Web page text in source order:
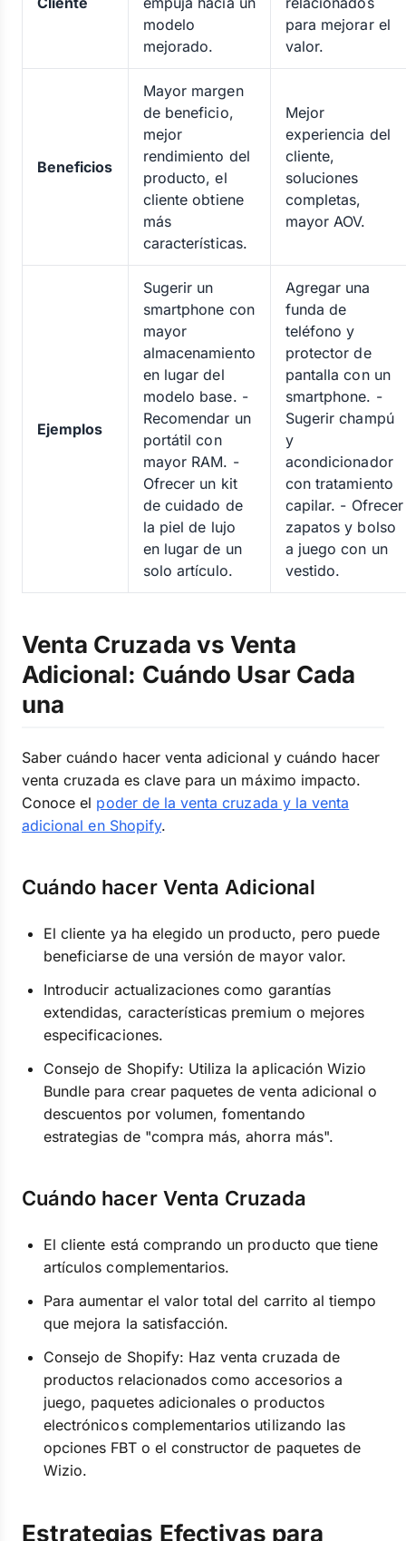
modelo
mejorado.
para mejorar el
valor.
Beneficios
Mayor margen
de beneficio,
mejor
rendimiento del
producto, el
cliente obtiene
más
características.
Mejor
experiencia del
cliente,
soluciones
completas,
mayor AOV.
Ejemplos
Sugerir un
smartphone con
mayor
almacenamiento
en lugar del
modelo base. -
Recomendar un
portátil con
mayor RAM. -
Ofrecer un kit
de cuidado de
la piel de lujo
en lugar de un
solo artículo.
Agregar una
funda de
teléfono y
protector de
pantalla con un
smartphone. -
Sugerir champú
y
acondicionador
con tratamiento
capilar. - Ofrecer
zapatos y bolso
a juego con un
vestido.
Venta Cruzada vs Venta
Adicional: Cuándo Usar Cada
una
Saber cuándo hacer venta adicional y cuándo hacer
venta cruzada es clave para un máximo impacto.
Conoce el poder de la venta cruzada y la venta
adicional en Shopify.
Cuándo hacer Venta Adicional
El cliente ya ha elegido un producto, pero puede
beneficiarse de una versión de mayor valor.
Introducir actualizaciones como garantías
extendidas, características premium o mejores
especificaciones.
Consejo de Shopify: Utiliza la aplicación Wizio
Bundle para crear paquetes de venta adicional o
descuentos por volumen, fomentando
estrategias de "compra más, ahorra más".
Cuándo hacer Venta Cruzada
El cliente está comprando un producto que tiene
artículos complementarios.
Para aumentar el valor total del carrito al tiempo
que mejora la satisfacción.
Consejo de Shopify: Haz venta cruzada de
productos relacionados como accesorios a
juego, paquetes adicionales o productos
electrónicos complementarios utilizando las
opciones FBT o el constructor de paquetes de
Wizio.
Estrategias Efectivas para